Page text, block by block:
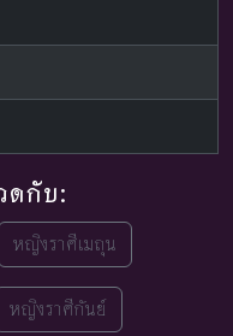
ดกับ:
หญิงราศีเมถุน
หญิงราศีกันย์